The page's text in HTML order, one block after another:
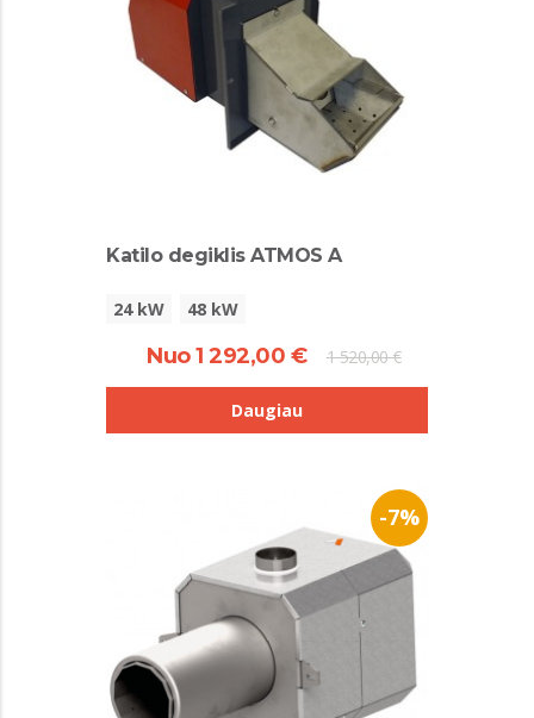
Katilo degiklis ATMOS A
24 kW 48 kW
Nuo 1 292,00 € 1 520,00 €
Daugiau
-7%